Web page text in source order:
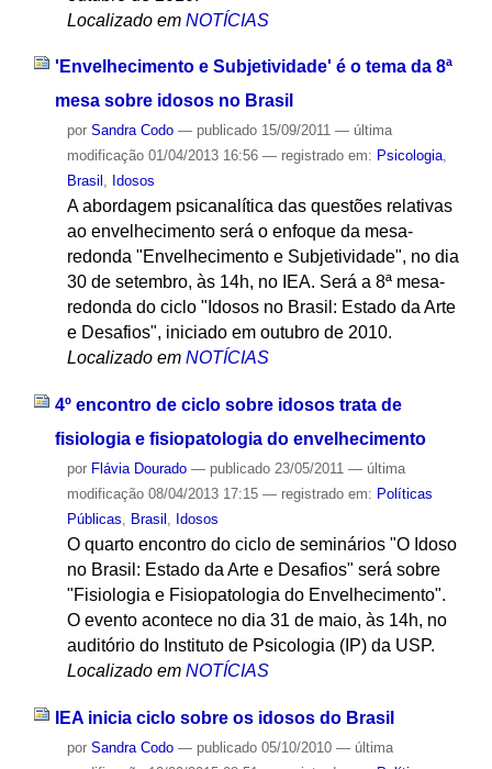
Localizado em NOTÍCIAS
'Envelhecimento e Subjetividade' é o tema da 8ª
mesa sobre idosos no Brasil
por Sandra Codo — publicado15/09/2011 — última
modificação01/04/2013 16:56 — registrado em: Psicologia,
Brasil , Idosos
A abordagem psicanalítica das questões relativas
ao envelhecimento será o enfoque da mesa-
redonda "Envelhecimento e Subjetividade", no dia
30 de setembro, às 14h, no IEA. Será a 8ª mesa-
redonda do ciclo "Idosos no Brasil: Estado da Arte
e Desafios", iniciado em outubro de 2010.
Localizado em NOTÍCIAS
4º encontro de ciclo sobre idosos trata de
fisiologia e fisiopatologia do envelhecimento
por Flávia Dourado — publicado23/05/2011 — última
modificação08/04/2013 17:15 — registrado em: Políticas
Públicas, Brasil , Idosos
O quarto encontro do ciclo de seminários "O Idoso
no Brasil: Estado da Arte e Desafios" será sobre
"Fisiologia e Fisiopatologia do Envelhecimento".
O evento acontece no dia 31 de maio, às 14h, no
auditório do Instituto de Psicologia (IP) da USP.
Localizado em NOTÍCIAS
IEA inicia ciclo sobre os idosos do Brasil
por Sandra Codo — publicado05/10/2010 — última